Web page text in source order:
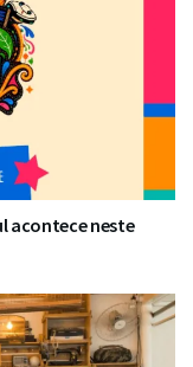
acontece neste